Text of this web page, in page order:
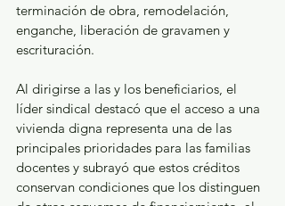
terminación de obra, remodelación,
enganche, liberación de gravamen y
escrituración.
Al dirigirse a las y los beneficiarios, el
líder sindical destacó que el acceso a una
vivienda digna representa una de las
principales prioridades para las familias
docentes y subrayó que estos créditos
conservan condiciones que los distinguen